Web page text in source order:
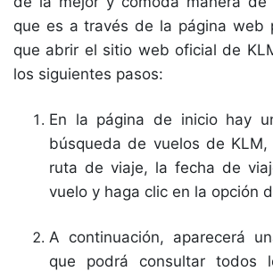
que es a través de la página web
que abrir el sitio web oficial de
los siguientes pasos:
En la página de inicio hay
búsqueda de vuelos de
ruta de viaje, la fecha de
vuelo y haga clic en la opción
A continuación, aparecerá
que podrá consultar todos